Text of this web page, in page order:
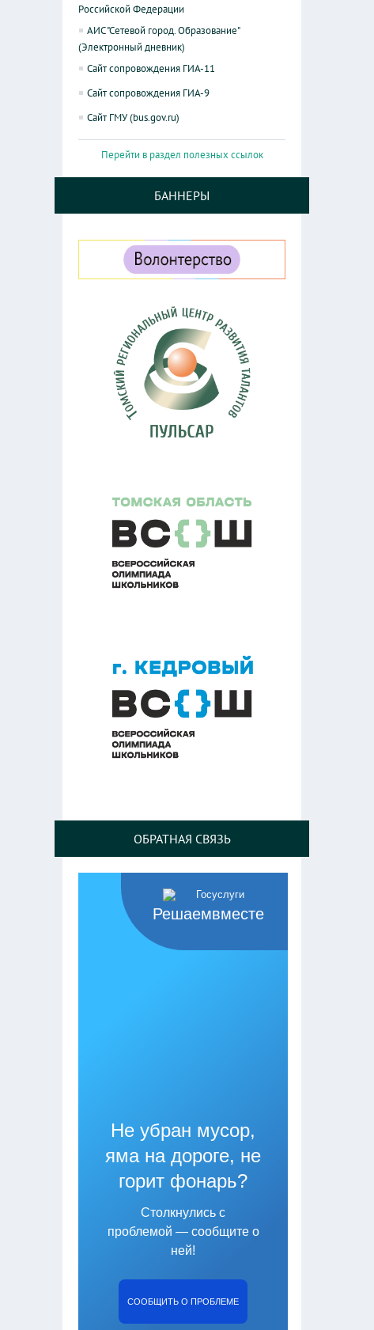
Российской Федерации
АИС "Сетевой город. Образование"
(Электронный дневник)
Сайт сопровождения ГИА-11
Сайт сопровождения ГИА-9
Сайт ГМУ (bus.gov.ru)
Перейти в раздел полезных ссылок
БАННЕРЫ
ОБРАТНАЯ СВЯЗЬ
Решаемвместе
Не убран мусор,
яма на дороге, не
горит фонарь?
Столкнулись с
проблемой — сообщите о
ней!
СООБЩИТЬ О ПРОБЛЕМЕ